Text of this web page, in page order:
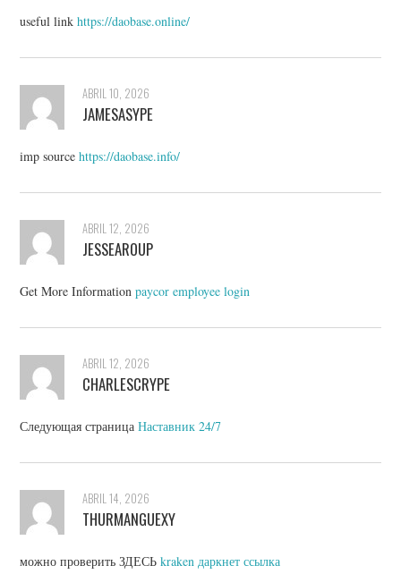
useful linkhttps://daobase.online/
ABRIL 10, 2026
JAMESASYPE
imp sourcehttps://daobase.info/
ABRIL 12, 2026
JESSEAROUP
Get More Informationpaycor employee login
ABRIL 12, 2026
CHARLESCRYPE
Следующая страницаНаставник 24/7
ABRIL 14, 2026
THURMANGUEXY
можно проверить ЗДЕСЬkraken даркнет ссылка